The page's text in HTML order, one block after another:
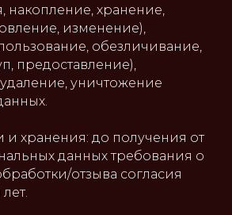
накопление, хранение,
изменение),
обезличивание,
предоставление),
уничтожение
и хранения: до получения от
данных требования о
отзыва согласия